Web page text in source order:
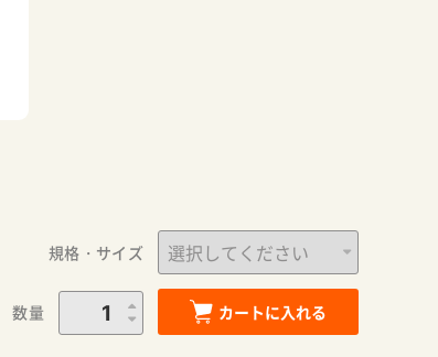
規格・サイズ
数量 カートに入れる